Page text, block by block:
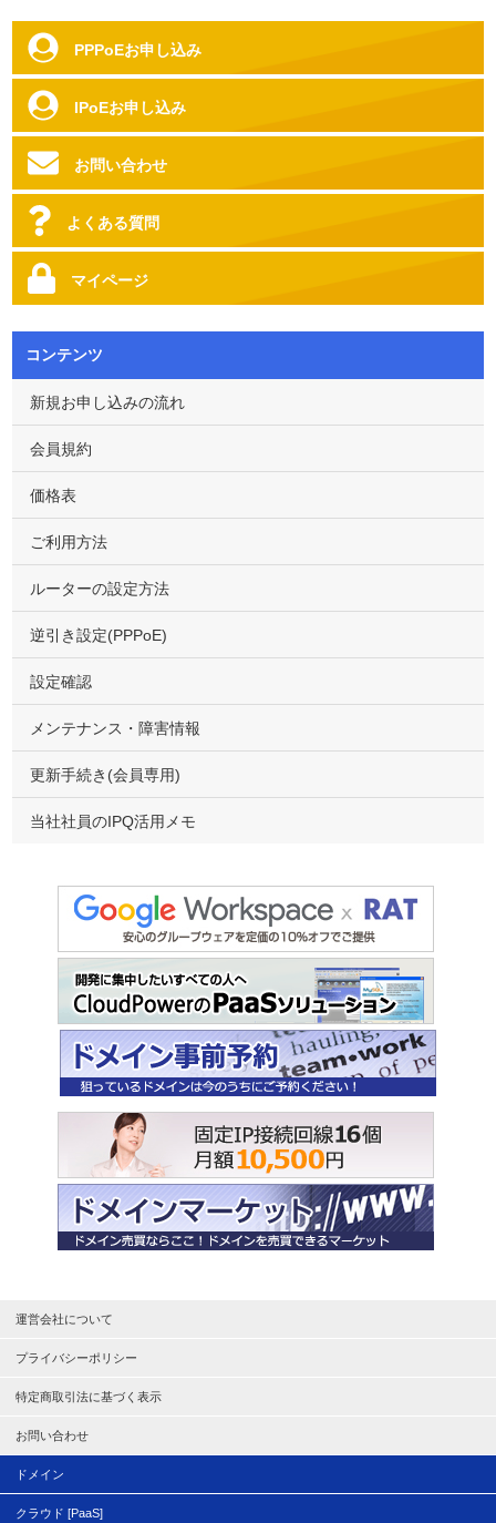
PPPoEお申し込み
IPoEお申し込み
お問い合わせ
よくある質問
マイページ
コンテンツ
新規お申し込みの流れ
会員規約
価格表
ご利用方法
ルーターの設定方法
逆引き設定(PPPoE)
設定確認
メンテナンス・障害情報
更新手続き(会員専用)
当社社員のIPQ活用メモ
運営会社について
プライバシーポリシー
特定商取引法に基づく表示
お問い合わせ
ドメイン
クラウド [PaaS]